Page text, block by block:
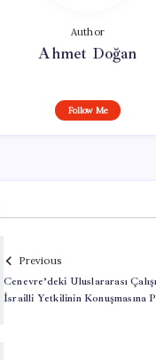
Author
Ahmet Doğan
Follow Me
Previous
Cenevre’deki Uluslararası
İsrailli Yetkilinin Konuşmasına